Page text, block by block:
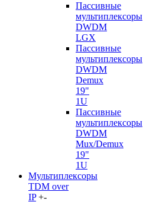
Пассивные
мультиплексоры
DWDM
LGX
Пассивные
мультиплексоры
DWDM
Demux
19"
1U
Пассивные
мультиплексоры
DWDM
Mux/Demux
19"
1U
Мультиплексоры
TDM over
IP +-